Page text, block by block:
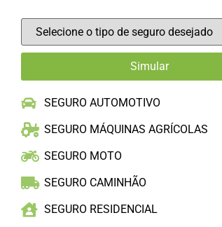
SEGURO AUTOMOTIVO
SEGURO MÁQUINAS AGRÍCOLAS
SEGURO MOTO
SEGURO CAMINHÃO
SEGURO RESIDENCIAL